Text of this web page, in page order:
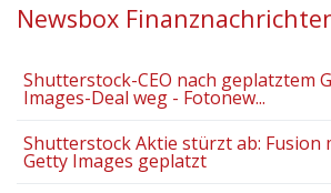
Newsbox
Shutterstock-CEO nach geplatztem
Images-Deal weg - Fotonew...
Shutterstock Aktie stürzt ab: Fusion
Getty Images geplatzt